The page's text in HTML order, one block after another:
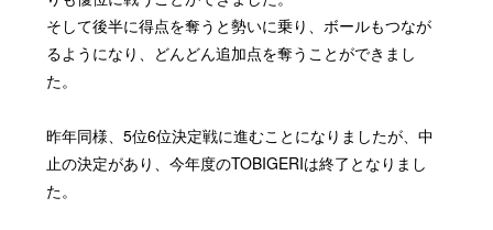
そして後半に得点を奪うと勢いに乗り、ボールもつなが
るようになり、どんどん追加点を奪うことができまし
た。
昨年同様、5位6位決定戦に進むことになりましたが、中
止の決定があり、今年度のTOBIGERIは終了となりまし
た。